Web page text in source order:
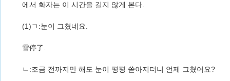
에서 화자는 이 시간을 길지 않게 본다.
(1)ㄱ:눈이 그쳤네요.
雪停了.
ㄴ:조금 전까지만 해도 눈이 평평 쏟아지더니 언제 그쳤어요?